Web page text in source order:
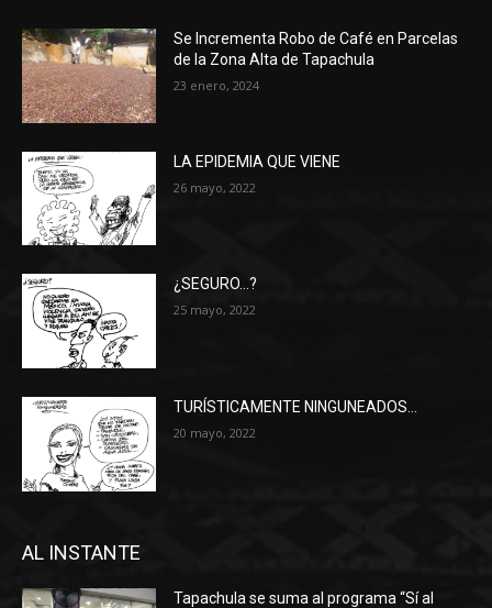
Se Incrementa Robo de Café en Parcelas
de la Zona Alta de Tapachula
23 enero, 2024
LA EPIDEMIA QUE VIENE
26 mayo, 2022
¿SEGURO…?
25 mayo, 2022
TURÍSTICAMENTE NINGUNEADOS…
20 mayo, 2022
AL INSTANTE
Tapachula se suma al programa “Sí al